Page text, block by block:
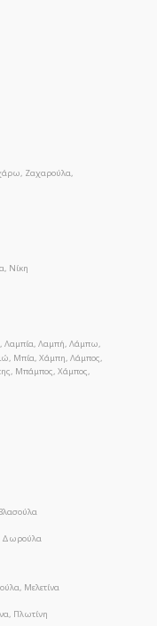
Ζαχαρούλα,
Νίκη
Λαμπία, Λαμπή, Λάμπω,
Μπία, Χάμπη, Λάμπος,
Μπάμπος, Χάμπος,
Δωρούλα
Μελετίνα
Πλωτίνη